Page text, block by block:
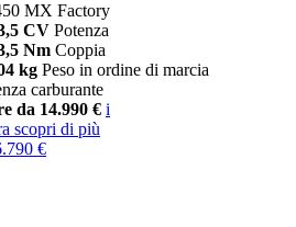
MX Factory
CV Potenza
Nm Coppia
kg Peso in ordine di marcia
carburante
da 14.990 € i
scopri di più
€